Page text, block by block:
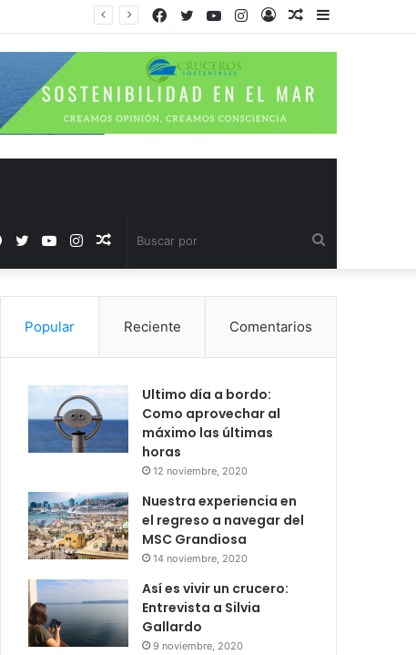
Barra
Publicación
Acceso
Instagram
YouTube
Twitter
Facebook
por
Publicación
al
Instagram
YouTube
Twitter
Facebook
Popular Reciente Comentarios
Ultimo día a bordo:
Como aprovechar al
máximo las últimas
horas
12 noviembre, 2020
Nuestra experiencia en
el regreso a navegar del
MSC Grandiosa
14 noviembre, 2020
Así es vivir un crucero:
Entrevista a Silvia
Gallardo
9 noviembre, 2020